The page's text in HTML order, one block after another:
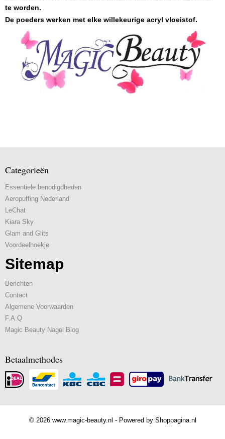
te worden.
De poeders werken met elke willekeurige acryl vloeistof.
Categorieën
Essentiele benodigdheden
Aeropuffing Nederland
LeChat
Kiara Sky
Glam and Glits
Voordeelhoekje
Sitemap
Berichten
Contact
Algemene Voorwaarden
F.A.Q
Magic Beauty Nagel Blog
Betaalmethodes
© 2026 www.magic-beauty.nl - Powered by Shoppagina.nl